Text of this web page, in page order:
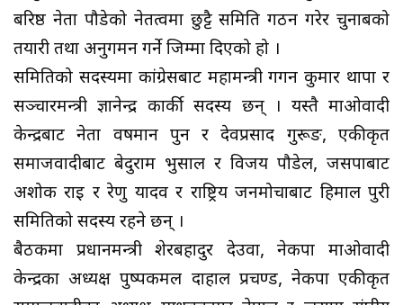
बरिष्ठ नेता पौडेको नेर्तत्वमा छुट्टै समिति गठन गरेर चुनाबको
तयारी तथा अनुगमन गर्ने जिम्मा दिएको हो ।
समितिको सदस्यमा कांग्रेसबाट महामन्त्री गगन कुमार थापा र
सञ्चारमन्त्री ज्ञानेन्द्र कार्की सदस्य छन् । यस्तै माओवादी
केन्द्रबाट नेता वर्षमान पुन र देवप्रसाद गुरूङ, एकीकृत
समाजवादीबाट बेदुराम भुसाल र विजय पौडेल, जसपाबाट
अशोक राई र रेणु यादव र राष्ट्रिय जनमोर्चाबाट हिमाल पुरी
समितिको सदस्य रहने छन् ।
बैठकमा प्रधानमन्त्री शेरबहादुर देउवा, नेकपा माओवादी
केन्द्रका अध्यक्ष पुष्पकमल दाहाल प्रचण्ड, नेकपा एकीकृत